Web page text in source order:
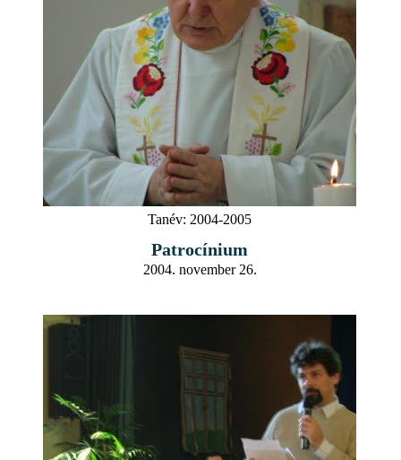
Tanév: 2004-2005
Patrocínium
2004. november 26.